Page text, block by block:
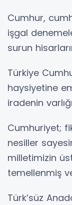
Cumhur,
işgal
surun
Türkiye
haysiyetine
iradenin
Cumhuriyet;
nesiller
milletimizin
temellenmiş
Türk’süz